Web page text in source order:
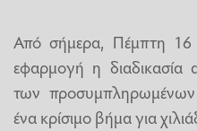
Από σήμερα, Πέμπτη 16
εφαρμογή η διαδικασία
των
ένα κρίσιμο βήμα για